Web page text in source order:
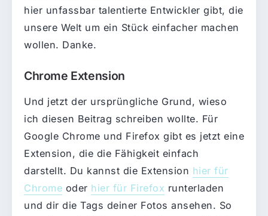
hier unfassbar talentierte Entwickler gibt, die
unsere Welt um ein Stück einfacher machen
wollen. Danke.
Chrome Extension
Und jetzt der ursprüngliche Grund, wieso
ich diesen Beitrag schreiben wollte. Für
Google Chrome und Firefox gibt es jetzt eine
Extension, die die Fähigkeit einfach
darstellt. Du kannst die Extension hier für
Chrome oder hier für Firefox runterladen
und dir die Tags deiner Fotos ansehen. So